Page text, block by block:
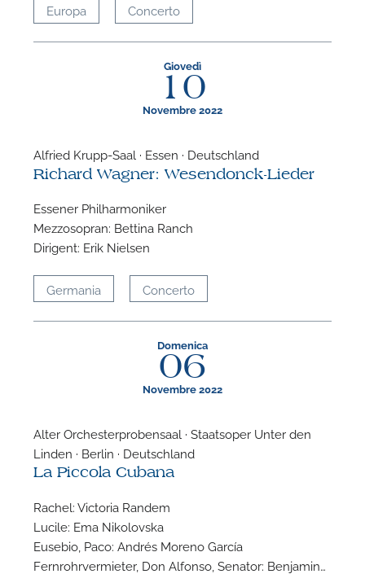
Europa Concerto
Giovedì
10
Novembre 2022
Alfried Krupp-Saal · Essen · Deutschland
Richard Wagner: Wesendonck-Lieder
Essener Philharmoniker
Mezzosopran: Bettina Ranch
Dirigent: Erik Nielsen
Germania Concerto
Domenica
06
Novembre 2022
Alter Orchesterprobensaal · Staatsoper Unter den
Linden · Berlin · Deutschland
La Piccola Cubana
Rachel: Victoria Randem
Lucile: Ema Nikolovska
Eusebio, Paco: Andrés Moreno García
Fernrohrvermieter, Don Alfonso, Senator: Benjamin…